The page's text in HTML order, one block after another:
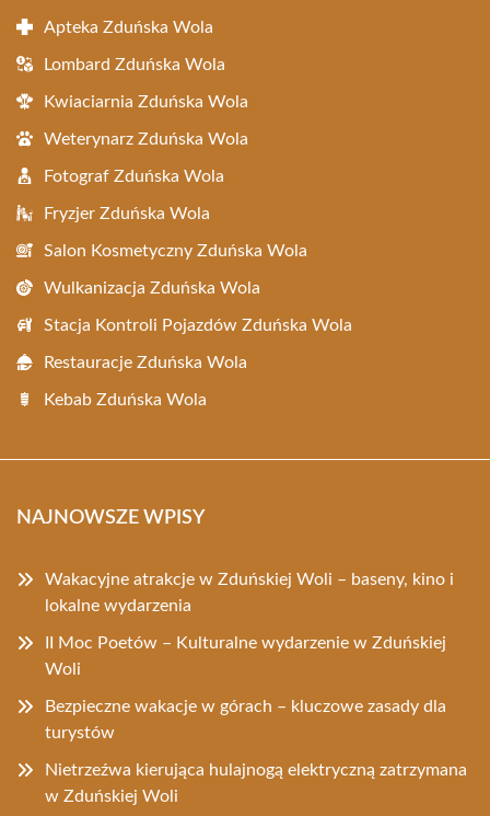
Apteka Zduńska Wola
Lombard Zduńska Wola
Kwiaciarnia Zduńska Wola
Weterynarz Zduńska Wola
Fotograf Zduńska Wola
Fryzjer Zduńska Wola
Salon Kosmetyczny Zduńska Wola
Wulkanizacja Zduńska Wola
Stacja Kontroli Pojazdów Zduńska Wola
Restauracje Zduńska Wola
Kebab Zduńska Wola
NAJNOWSZE WPISY
Wakacyjne atrakcje w Zduńskiej Woli – baseny, kino i
lokalne wydarzenia
II Moc Poetów – Kulturalne wydarzenie w Zduńskiej
Woli
Bezpieczne wakacje w górach – kluczowe zasady dla
turystów
Nietrzeźwa kierująca hulajnogą elektryczną zatrzymana
w Zduńskiej Woli